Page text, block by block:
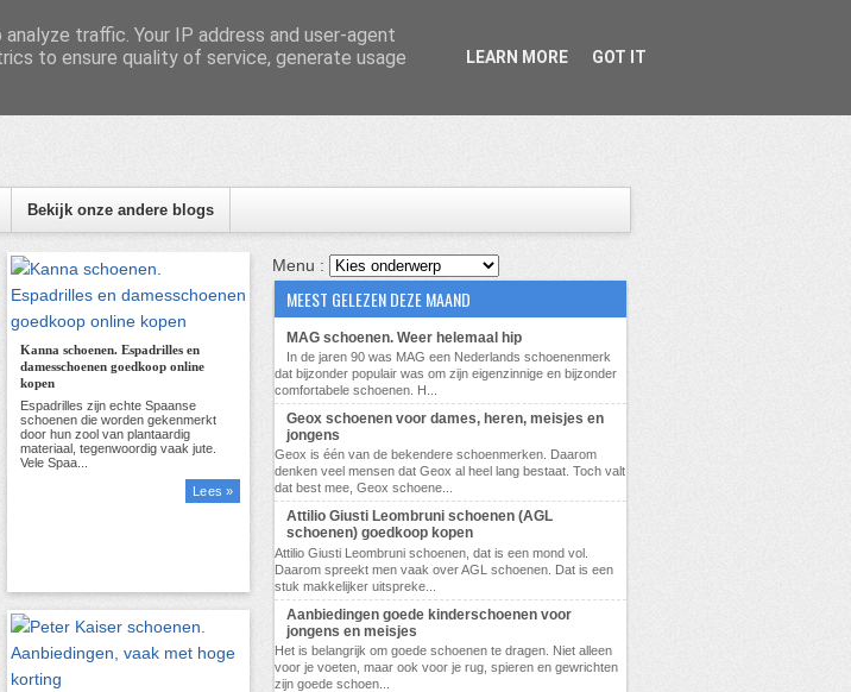
Bekijk onze andere blogs
Kanna schoenen. Espadrilles en
damesschoenen goedkoop online
kopen
Lees »
Menu :
MEEST GELEZEN DEZE MAAND
MAG schoenen. Weer helemaal hip
In de jaren 90 was MAG een Nederlands schoenenmerk
dat bijzonder populair was om zijn eigenzinnige en bijzonder
comfortabele schoenen. H...
Geox schoenen voor dames, heren, meisjes en
jongens
Geox is één van de bekendere schoenmerken. Daarom
denken veel mensen dat Geox al heel lang bestaat. Toch valt
dat best mee, Geox schoene...
Attilio Giusti Leombruni schoenen (AGL
schoenen) goedkoop kopen
Attilio Giusti Leombruni schoenen, dat is een mond vol.
Daarom spreekt men vaak over AGL schoenen. Dat is een
stuk makkelijker uitspreke...
Aanbiedingen goede kinderschoenen voor
jongens en meisjes
Het is belangrijk om goede schoenen te dragen. Niet alleen
voor je voeten, maar ook voor je rug, spieren en gewrichten
zijn goede schoen...
traffic. Your IP address and user-agent
to ensure quality of service, generate usage
LEARN MORE GOT IT